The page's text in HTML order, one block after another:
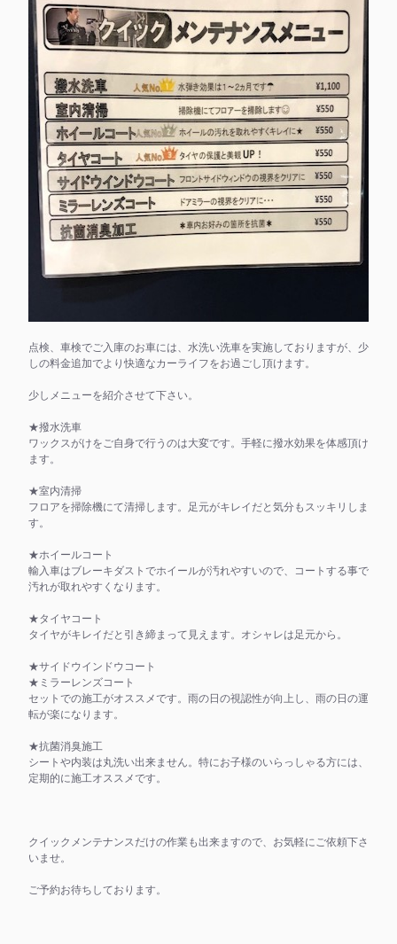
点検、車検でご入庫のお車には、水洗い洗車を実施しておりますが、少
しの料金追加でより快適なカーライフをお過ごし頂けます。
少しメニューを紹介させて下さい。
★撥水洗車
ワックスがけをご自身で行うのは大変です。手軽に撥水効果を体感頂け
ます。
★室内清掃
フロアを掃除機にて清掃します。足元がキレイだと気分もスッキリしま
す。
★ホイールコート
輸入車はブレーキダストでホイールが汚れやすいので、コートする事で
汚れが取れやすくなります。
★タイヤコート
タイヤがキレイだと引き締まって見えます。オシャレは足元から。
★サイドウインドウコート
★ミラーレンズコート
セットでの施工がオススメです。雨の日の視認性が向上し、雨の日の運
転が楽になります。
★抗菌消臭施工
シートや内装は丸洗い出来ません。特にお子様のいらっしゃる方には、
定期的に施工オススメです。
クイックメンテナンスだけの作業も出来ますので、お気軽にご依頼下さ
いませ。
ご予約お待ちしております。